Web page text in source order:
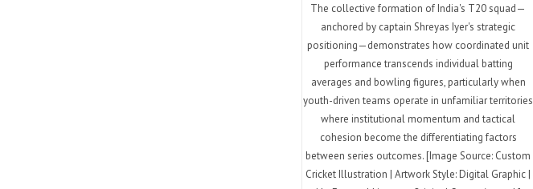
जुड़ो,
संवाद
समाधान
The collective formation of India's T20 squad—
anchored by captain Shreyas Iyer's strategic
positioning—demonstrates how coordinated unit
performance transcends individual batting
averages and bowling figures, particularly when
youth-driven teams operate in unfamiliar territories
where institutional momentum and tactical
cohesion become the differentiating factors
between series outcomes. [Image Source: Custom
Cricket Illustration | Artwork Style: Digital Graphic |